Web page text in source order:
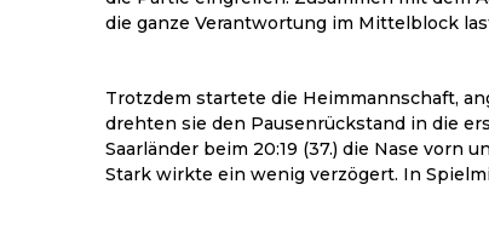
die ganze Verantwortung im Mittelblock
Trotzdem startete die Heimmannschaft,
drehten sie den Pausenrückstand in die
Saarländer beim 20:19 (37.) die Nase vorn
Stark wirkte ein wenig verzögert. In